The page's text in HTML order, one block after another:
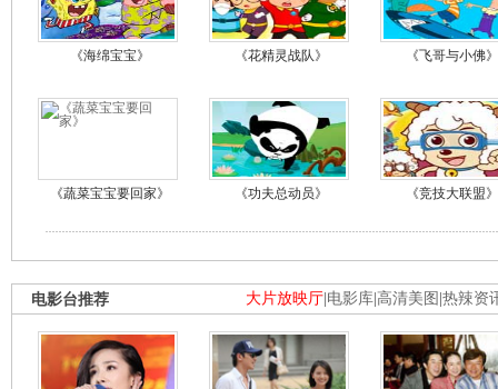
《海绵宝宝》 《花精灵战队》 《飞哥与小佛》
《蔬菜宝宝要回家》 《功夫总动员》 《竞技大联盟》
大片放映厅 电影库 高清美图 热辣资
电影台推荐